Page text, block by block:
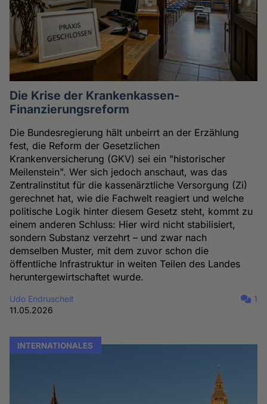
Die Krise der Krankenkassen-
Finanzierungsreform
Die Bundesregierung hält unbeirrt an der Erzählung
fest, die Reform der Gesetzlichen
Krankenversicherung (GKV) sei ein "historischer
Meilenstein". Wer sich jedoch anschaut, was das
Zentralinstitut für die kassenärztliche Versorgung (Zi)
gerechnet hat, wie die Fachwelt reagiert und welche
politische Logik hinter diesem Gesetz steht, kommt zu
einem anderen Schluss: Hier wird nicht stabilisiert,
sondern Substanz verzehrt – und zwar nach
demselben Muster, mit dem zuvor schon die
öffentliche Infrastruktur in weiten Teilen des Landes
heruntergewirtschaftet wurde.
Udo Endruscheit
11.05.2026
1
INTERNATIONALES